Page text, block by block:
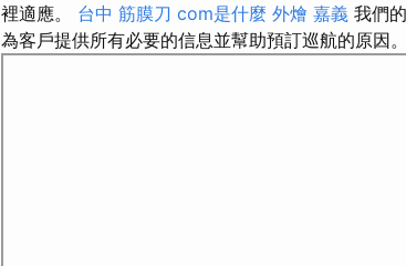
裡適應。 台中 筋膜刀 com是什麼 外燴 嘉義 我們
為客戶提供所有必要的信息並幫助預訂巡航的原因。